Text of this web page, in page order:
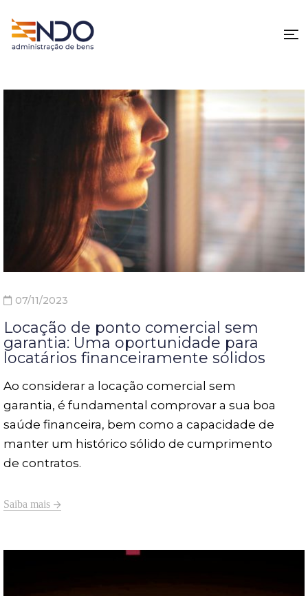
07/11/2023
Locação de ponto comercial sem
garantia: Uma oportunidade para
locatários financeiramente sólidos
Ao considerar a locação comercial sem
garantia, é fundamental comprovar a sua boa
saúde financeira, bem como a capacidade de
manter um histórico sólido de cumprimento
de contratos.
Saiba mais